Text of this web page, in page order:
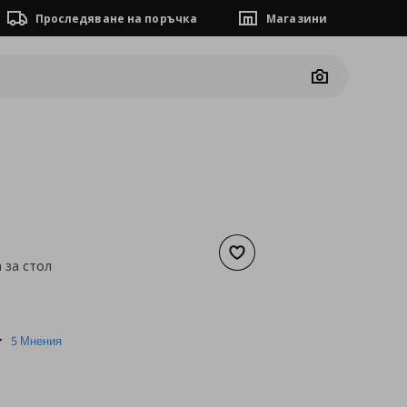
Проследяване на поръчка Магазини
Camera
Добави към списъка с
за стол
4.25 Мнения